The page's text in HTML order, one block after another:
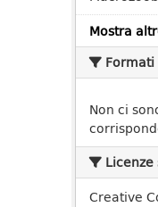
Mostra
Formati
Non ci
Creative